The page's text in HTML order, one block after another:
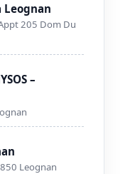
Leognan
205 Dom Du
–
Leognan